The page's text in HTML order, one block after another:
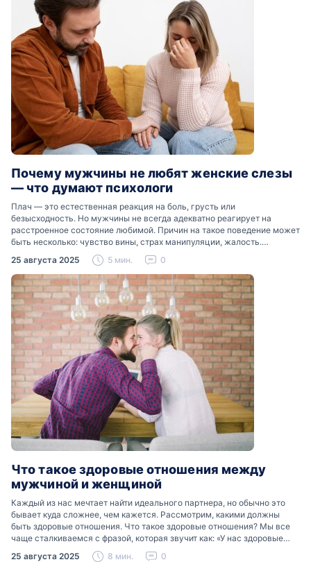
Почему мужчины не любят женские слезы
— что думают психологи
Плач — это естественная реакция на боль, грусть или
безысходность. Но мужчины не всегда адекватно реагирует на
расстроенное состояние любимой. Причин на такое поведение может
быть несколько: чувство вины, страх манипуляции, жалость.
Разобраться, почему мужчины боятся женских слез, помогут советы
психологов…
25 августа 2025 5 мин. 0
Что такое здоровые отношения между
мужчиной и женщиной
Каждый из нас мечтает найти идеального партнера, но обычно это
бывает куда сложнее, чем кажется. Рассмотрим, какими должны
быть здоровые отношения. Что такое здоровые отношения? Мы все
чаще сталкиваемся с фразой, которая звучит как: «У нас здоровые
отношения». Что именно подразумевается…
25 августа 2025 8 мин. 0